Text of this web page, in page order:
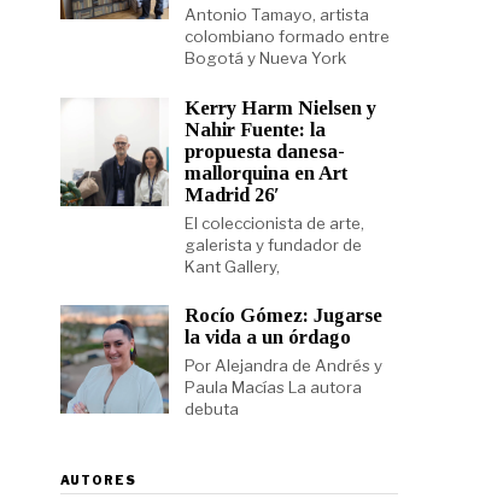
Antonio Tamayo, artista
colombiano formado entre
Bogotá y Nueva York
Kerry Harm Nielsen y
Nahir Fuente: la
propuesta danesa-
mallorquina en Art
Madrid 26′
El coleccionista de arte,
galerista y fundador de
Kant Gallery,
Rocío Gómez: Jugarse
la vida a un órdago
Por Alejandra de Andrés y
Paula Macías La autora
debuta
AUTORES